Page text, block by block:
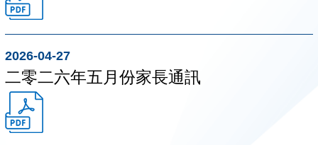
2026-04-27
二零二六年五月份家長通訊